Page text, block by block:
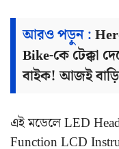
আরও পড়ুন :
Bike-কে টেক্কা
বাইক! আজই
এই মডেলে LED
Function LCD